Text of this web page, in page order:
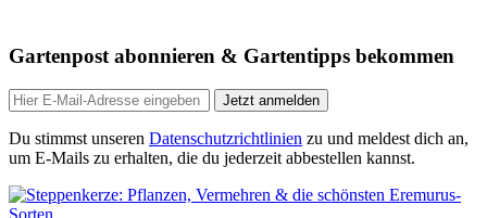
Gartenpost abonnieren & Gartentipps bekommen
Jetzt anmelden
Du stimmst unseren Datenschutzrichtlinien zu und meldest dich an,
um E-Mails zu erhalten, die du jederzeit abbestellen kannst.